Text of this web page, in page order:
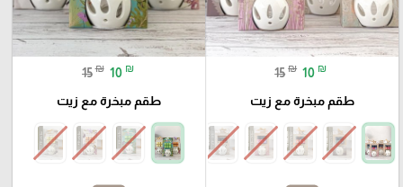
15 ₪ 10 ₪
طقم مبخرة مع زيت
15 ₪ 10 ₪
طقم مبخرة مع زيت